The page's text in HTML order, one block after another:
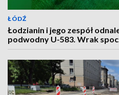
ŁÓDŹ
Łodzianin i jego zespół
podwodny U-583. Wrak